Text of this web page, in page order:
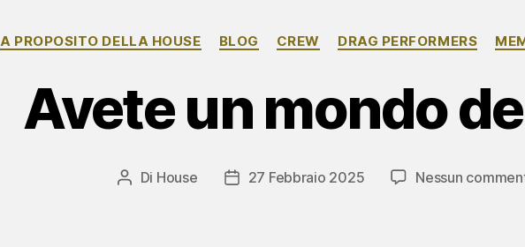
Categorie
A PROPOSITO DELLA HOUSE BLOG CREW DRAG PERFORMERS
Avete un mondo
Autore
Di House
Data27 Febbraio 2025 Nessun